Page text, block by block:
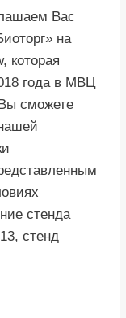
Вас
на
которая
года в МВЦ
сможете
стенда
стенд